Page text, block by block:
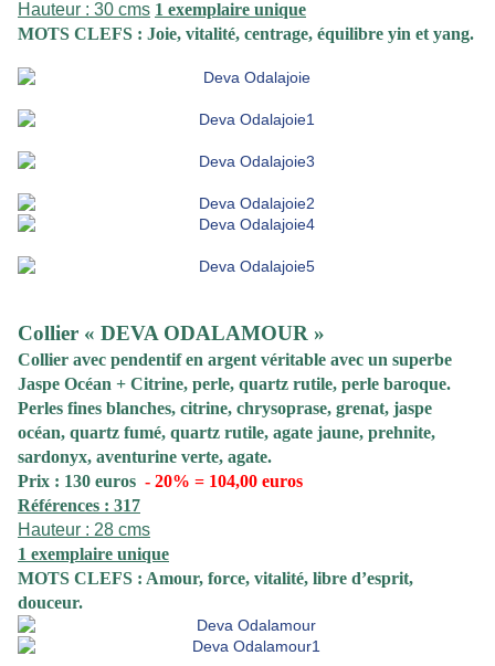
Hauteur : 30 cms 1 exemplaire unique
MOTS CLEFS : Joie, vitalité, centrage, équilibre yin et yang.
Collier « DEVA ODALAMOUR »
Collier avec pendentif en argent véritable avec un superbe
Jaspe Océan + Citrine, perle, quartz rutile, perle baroque.
Perles fines blanches, citrine, chrysoprase, grenat, jaspe
océan, quartz fumé, quartz rutile, agate jaune, prehnite,
sardonyx, aventurine verte, agate.
Prix : 130 euros - 20% = 104,00 euros
Références : 317
Hauteur : 28 cms
1 exemplaire unique
MOTS CLEFS : Amour, force, vitalité, libre d’esprit,
douceur.